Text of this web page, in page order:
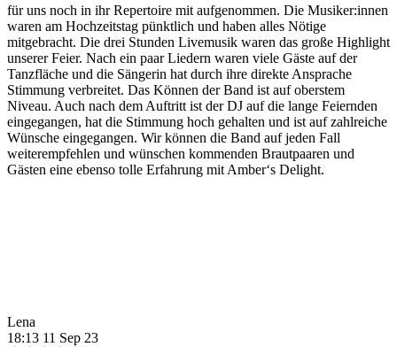
für uns noch in ihr Repertoire mit aufgenommen. Die Musiker:innen
waren am Hochzeitstag pünktlich und haben alles Nötige
mitgebracht. Die drei Stunden Livemusik waren das große Highlight
unserer Feier. Nach ein paar Liedern waren viele Gäste auf der
Tanzfläche und die Sängerin hat durch ihre direkte Ansprache
Stimmung verbreitet. Das Können der Band ist auf oberstem
Niveau. Auch nach dem Auftritt ist der DJ auf die lange Feiernden
eingegangen, hat die Stimmung hoch gehalten und ist auf zahlreiche
Wünsche eingegangen. Wir können die Band auf jeden Fall
weiterempfehlen und wünschen kommenden Brautpaaren und
Gästen eine ebenso tolle Erfahrung mit Amber‘s Delight.
Lena
18:13 11 Sep 23